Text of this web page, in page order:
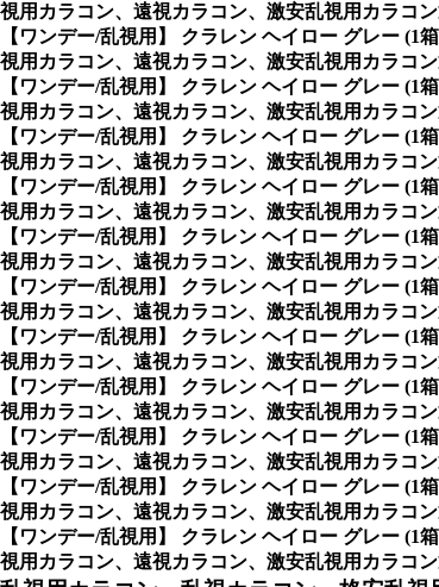
視用カラコン、遠視カラコン、激安乱視用カラコ
【ワンデー/乱視用】 クラレン ヘイロー グレー
視用カラコン、遠視カラコン、激安乱視用カラコ
【ワンデー/乱視用】 クラレン ヘイロー グレー
視用カラコン、遠視カラコン、激安乱視用カラコ
【ワンデー/乱視用】 クラレン ヘイロー グレー
視用カラコン、遠視カラコン、激安乱視用カラコ
【ワンデー/乱視用】 クラレン ヘイロー グレー
視用カラコン、遠視カラコン、激安乱視用カラコ
【ワンデー/乱視用】 クラレン ヘイロー グレー
視用カラコン、遠視カラコン、激安乱視用カラコ
【ワンデー/乱視用】 クラレン ヘイロー グレー
視用カラコン、遠視カラコン、激安乱視用カラコ
【ワンデー/乱視用】 クラレン ヘイロー グレー
視用カラコン、遠視カラコン、激安乱視用カラコ
【ワンデー/乱視用】 クラレン ヘイロー グレー
視用カラコン、遠視カラコン、激安乱視用カラコ
【ワンデー/乱視用】 クラレン ヘイロー グレー
視用カラコン、遠視カラコン、激安乱視用カラコ
【ワンデー/乱視用】 クラレン ヘイロー グレー
視用カラコン、遠視カラコン、激安乱視用カラコ
【ワンデー/乱視用】 クラレン ヘイロー グレー
視用カラコン、遠視カラコン、激安乱視用カラコ